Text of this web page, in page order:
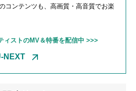
コンテンツも、高画質・高音質でお楽
ィストのMV＆特番を配信中 >>>
NEXT